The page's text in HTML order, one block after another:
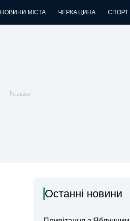
НОВИНИ МІСТА ЧЕРКАЩИНА СПОРТ
Останні новини